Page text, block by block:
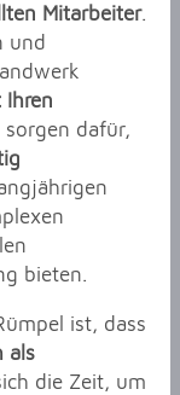
Mitarbeiter.
und
sorgen dafür,
bieten.
ist, dass
als
die Zeit, um